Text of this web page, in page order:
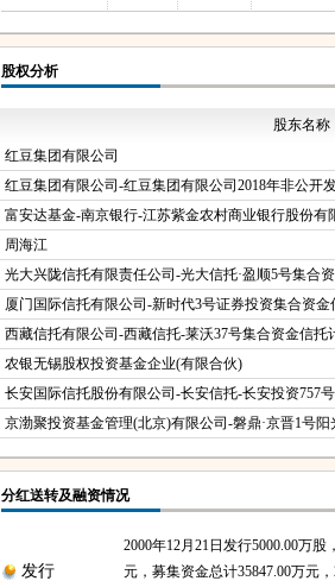
股权分析
股东名称
红豆集团有限公司
红豆集团有限公司-红豆集团有限公司2018年非公开
富安达基金-南京银行-江苏紫金农村商业银行股份有
周海江
光大兴陇信托有限责任公司-光大信托·盈顺5号集合
厦门国际信托有限公司-新时代3号证券投资集合资金
西藏信托有限公司-西藏信托-莱沃37号集合资金信托
农银无锡股权投资基金企业(有限合伙)
长安国际信托股份有限公司-长安信托-长安投资757
京渤聚投资基金管理(北京)有限公司-磐鼎·京晋1号
分红送转及融资情况
发行
2000年12月21日发行5000.00万股
元，募集资金总计35847.00万元